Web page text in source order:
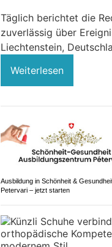
Täglich berichtet die
zuverlässig über
Liechtenstein,
Weiterlesen
Ausbildung in Schönheit &
Petervari – jetzt starten